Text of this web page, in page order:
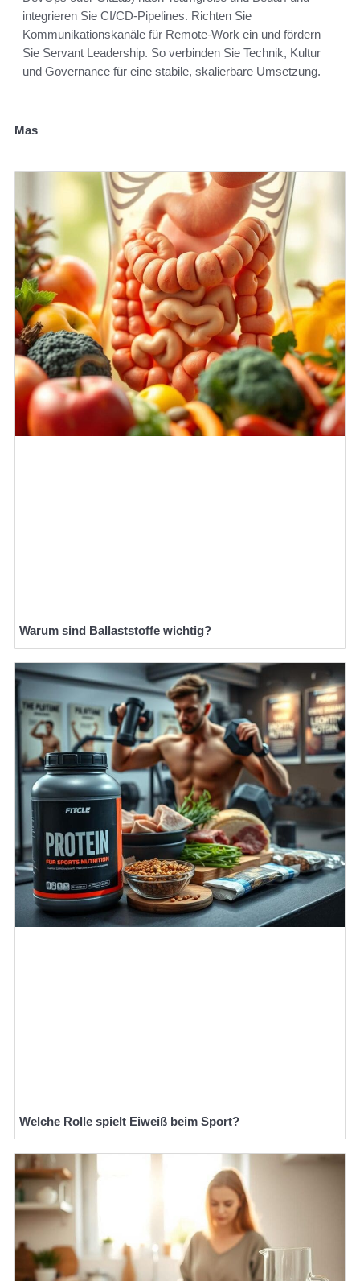
integrieren Sie CI/CD-Pipelines. Richten Sie
Kommunikationskanäle für Remote-Work ein und fördern
Sie Servant Leadership. So verbinden Sie Technik, Kultur
und Governance für eine stabile, skalierbare Umsetzung.
Mas
Warum sind Ballaststoffe wichtig?
Welche Rolle spielt Eiweiß beim Sport?